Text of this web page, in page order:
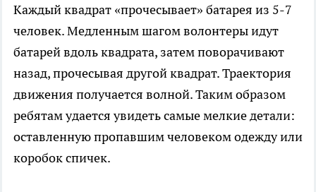
Каждый квадрат «прочесывает» батарея из 5-7
человек. Медленным шагом волонтеры идут
батарей вдоль квадрата, затем поворачивают
назад, прочесывая другой квадрат. Траектория
движения получается волной. Таким образом
ребятам удается увидеть самые мелкие детали:
оставленную пропавшим человеком одежду или
коробок спичек.